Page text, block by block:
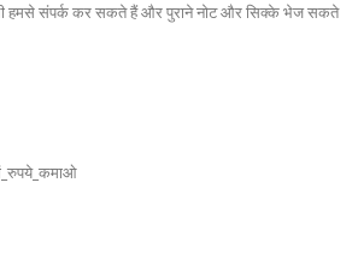
हमसे संपर्क कर सकते हैं और पुराने नोट और सिक्के भेज सकते